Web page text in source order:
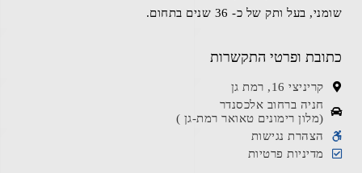
שומני, בעל ותק של כ- 36 שנים בתחום.
כתובת ופרטי התקשרות
קריניצי 16, רמת גן
חניה ברחוב אלכסנדר
(מלון רימונים טאואר רמת-גן )
הצהרת נגישות
מדיניות פרטיות